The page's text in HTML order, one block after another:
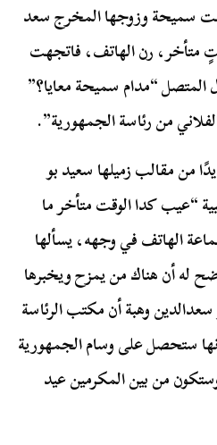
سميحة وزوجها المخرج سعد
متأخر، رن الهاتف، فاتجهت
المتصل “مدام سميحة معايا؟”
من رئاسة الجمهورية”.
من مقالب زميلها سعيد بو
“عيب كدا الوقت متأخر ما
الهاتف في وجهه، يسألها
له أن هناك من يمزح ويخبرها
وهبة أن مكتب الرئاسة
ستحصل على وسام الجمهورية
من بين المكرمين عيد